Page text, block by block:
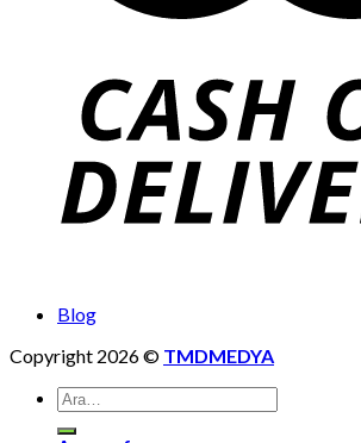
Blog
Copyright 2026 © TMDMEDYA
Ara: